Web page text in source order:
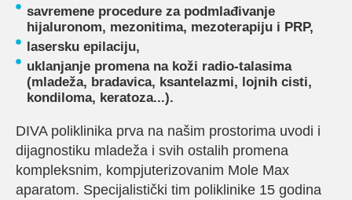
savremene procedure za podmlađivanje
hijaluronom, mezonitima, mezoterapiju i PRP,
lasersku epilaciju,
uklanjanje promena na koži radio-talasima
(mladeža, bradavica, ksantelazmi, lojnih cisti,
kondiloma, keratoza...).
DIVA poliklinika prva na našim prostorima uvodi i
dijagnostiku mladeža i svih ostalih promena
kompleksnim, kompjuterizovanim Mole Max
aparatom. Specijalistički tim poliklinike 15 godina